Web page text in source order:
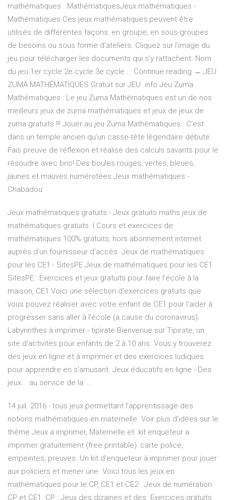
mathématiques . MathématiquesJeux mathématiques -
Mathématiques Ces jeux mathématiques peuvent être
utilisés de différentes façons: en groupe, en sous-groupes
de besoins ou sous forme d’ateliers. Cliquez sur l’image du
jeu pour télécharger les documents qui s’y rattachent. Nom
du jeu 1er cycle 2e cycle 3e cycle … Continue reading → JEU
ZUMA MATHÉMATIQUES Gratuit sur JEU .info Jeu Zuma
Mathématiques : Le jeu Zuma Mathématiques est un de nos
meilleurs jeux de zuma mathématiques et jeux de jeux de
zuma gratuits !!! Jouer au jeu Zuma Mathématiques : C'est
dans un temple ancien qu'un casse-tête légendaire débute.
Fais preuve de réflexion et réalise des calculs savants pour le
résoudre avec brio! Des boules rouges, vertes, bleues,
jaunes et mauves numérotées Jeux mathématiques -
Chabadou
Jeux mathématiques gratuits - Jeux gratuits maths jeux de
mathématiques gratuits. | Cours et exercices de
mathématiques 100% gratuits, hors abonnement internet
auprès d'un fournisseur d'accès. Jeux de mathématiques
pour les CE1 - SitesPE Jeux de mathématiques pour les CE1
SitesPE : Exercices et jeux gratuits pour faire l'école à la
maison, CE1 Voici une sélection d'exercices gratuits que
vous pouvez réaliser avec votre enfant de CE1 pour l'aider à
progresser sans aller à l'école (à cause du coronavirus).
Labyrinthes à imprimer - tipirate Bienvenue sur Tipirate, un
site d'activités pour enfants de 2 à 10 ans. Vous y trouverez
des jeux en ligne et à imprimer et des exercices ludiques
pour apprendre en s'amusant. Jeux éducatifs en ligne - Des
jeux... au service de la ...
14 juil. 2016 - tous jeux permettant l'apprentissage des
notions mathématiques en maternelle. Voir plus d'idées sur le
thème Jeux a imprimer, Maternelle et kit enqueteur a
imprimer gratuitement (free printable): carte police,
empeintes, preuves. Un kit d'enqueteur à imprimer pour jouer
aux policiers et mener une Voici tous les jeux en
mathématiques pour le CP, CE1 et CE2 . Jeux de numération
CP et CE1. CP : Jeux des dizaines et des Exercices gratuits